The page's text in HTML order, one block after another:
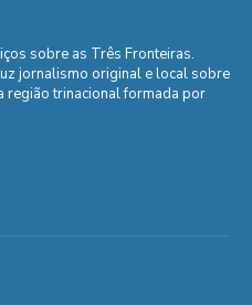
sobre as Três Fronteiras.
jornalismo original e local sobre
região trinacional formada por